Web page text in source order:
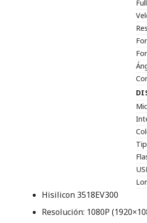
Hisilicon 3518EV300
Resolución: 1080P